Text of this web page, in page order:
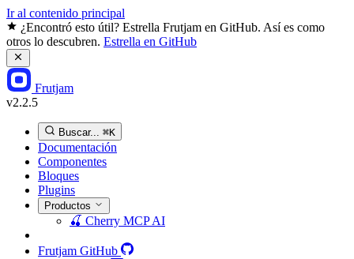
Ir al contenido principal
¿Encontró esto útil? Estrella Frutjam en GitHub. Así es como
otros lo descubren. Estrella en GitHub
Frutjam
v2.2.5
Buscar... ⌘K
Documentación
Componentes
Bloques
Plugins
Productos
🍒 Cherry MCPAI
Frutjam GitHub